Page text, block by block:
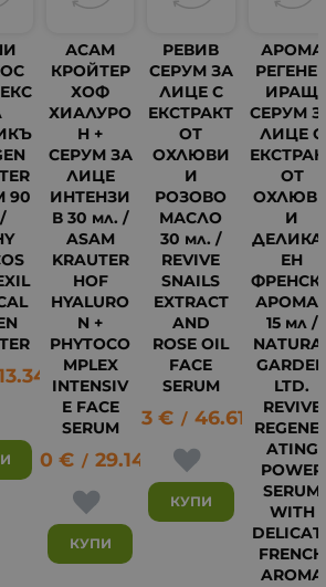
90
лв.
АСАМ
КРОЙТЕР
ХОФ
ХИАЛУРО
Н +
СЕРУМ ЗА
ЛИЦЕ
ИНТЕНЗИ
В 30 мл. /
ASAM
KRAUTER
HOF
HYALURO
N +
PHYTOCO
MPLEX
INTENSIV
E FACE
SERUM
14.90 € / 29.14 лв.
КУПИ
РЕВИВ
СЕРУМ ЗА
ЛИЦЕ С
ЕКСТРАКТ
ОТ
ОХЛЮВИ
И
РОЗОВО
МАСЛО
30 мл. /
REVIVE
SNAILS
EXTRACT
AND
ROSE OIL
FACE
SERUM
23.83 € / 46.61 лв.
КУПИ
АРОМА
ИРАЩ
СЕРУМ
ЛИЦЕ С
ОТ
И
ЕН
15 мл /
LTD.
REVIVE
ATING
POWER
SERUM
WITH
FRENCH
AROMA